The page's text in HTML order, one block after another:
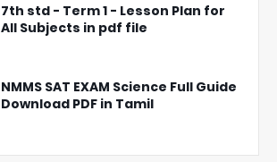
7th std - Term 1 - Lesson Plan for
All Subjects in pdf file
NMMS SAT EXAM Science Full Guide
Download PDF in Tamil